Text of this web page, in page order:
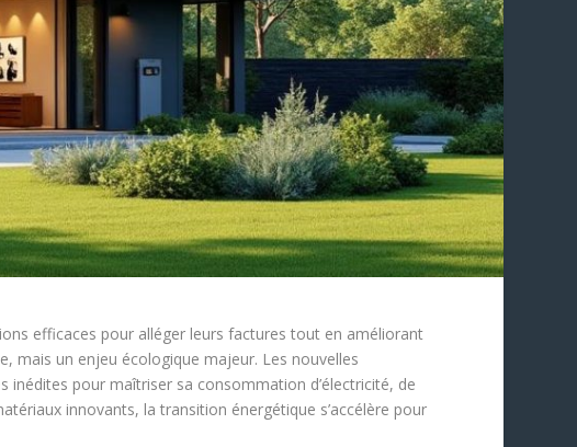
efficaces pour alléger leurs factures tout en améliorant
mais un enjeu écologique majeur. Les nouvelles
pour maîtriser sa consommation d’électricité, de
innovants, la transition énergétique s’accélère pour